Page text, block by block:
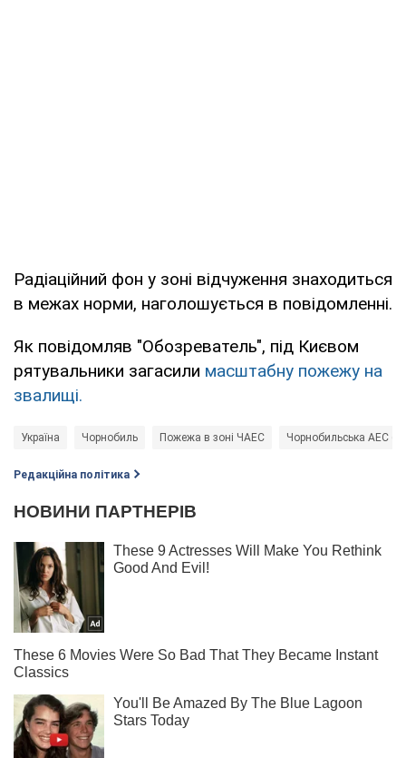
Радіаційний фон у зоні відчуження знаходиться
в межах норми, наголошується в повідомленні.
Як повідомляв "Обозреватель", під Києвом
рятувальники загасили масштабну пожежу на
звалищі.
Україна Чорнобиль Пожежа в зоні ЧАЕС Чорнобильська АЕС
Редакційна політика